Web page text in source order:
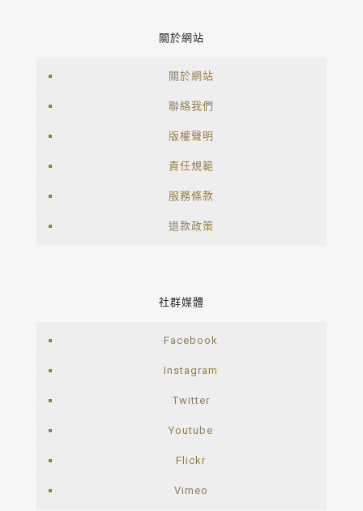
關於網站
關於網站
聯絡我們
版權聲明
責任規範
服務條款
退款政策
社群媒體
Facebook
Instagram
Twitter
Youtube
Flickr
Vimeo